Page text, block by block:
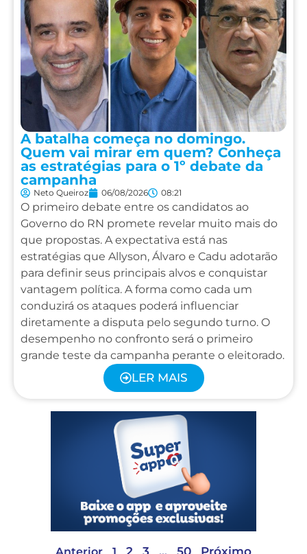
A batalha começa no domingo.
Quem vai mirar em quem? Conheça
as estratégias para o 1º debate da
campanha
Neto Queiroz 06/08/2026 08:21
O primeiro debate entre os candidatos ao
Governo do RN promete revelar muito mais do
que propostas. A expectativa está nas
estratégias que Allyson, Álvaro e Cadu adotarão
para definir seus principais alvos e conquistar
vantagem política. A forma como cada um
conduzirá os ataques poderá influenciar
diretamente a disputa pelo segundo turno. O
desempenho no confronto será o primeiro
grande teste da campanha perante o eleitorado.
LER MAIS
Anterior 1 2 3 … 50 Próximo